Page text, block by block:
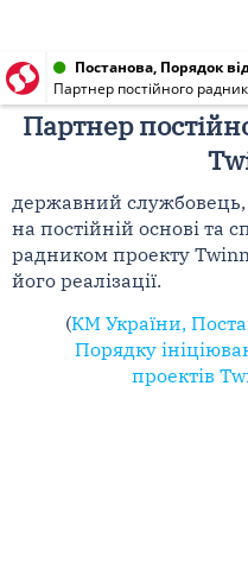
Постанова, Порядок
Партнер постійного